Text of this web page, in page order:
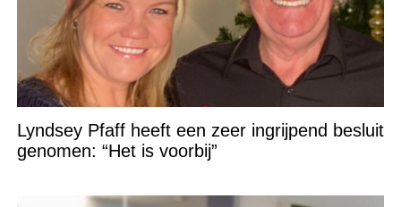
Lyndsey Pfaff heeft een zeer ingrijpend besluit
genomen: “Het is voorbij”